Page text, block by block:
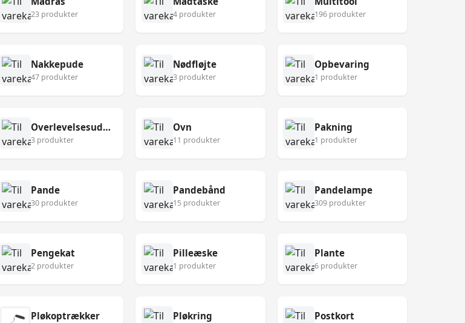
23 produkter 4 produkter 196 produkter
Nakkepude
47 produkter
Nødfløjte
3 produkter
Opbevaring
1 produkter
Overlevelsesudstyr
3 produkter
Ovn
11 produkter
Pakning
1 produkter
Pande
30 produkter
Pandebånd
15 produkter
Pandelampe
309 produkter
Pengekat
2 produkter
Pilleæske
1 produkter
Plante
6 produkter
Pløkoptrækker Pløkring Postkort